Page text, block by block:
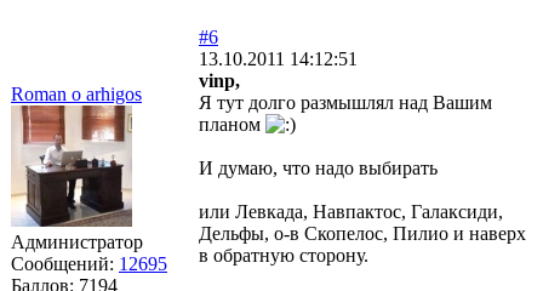
Roman o arhigos
Администратор
Сообщений: 12695
Баллов: 7194
#6
13.10.2011 14:12:51
vinp,
Я тут долго размышлял над Вашим
планом
И думаю, что надо выбирать
или Левкада, Навпактос, Галаксиди,
Дельфы, о-в Скопелос, Пилио и наверх
в обратную сторону.